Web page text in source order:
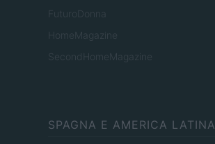
FuturoDonna
HomeMagazine
SecondHomeMagazine
SPAGNA E AMERICA LATINA